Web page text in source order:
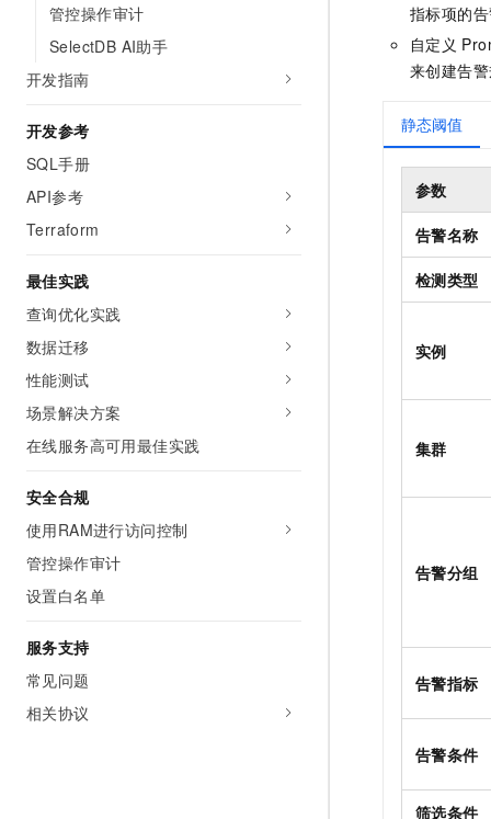
管控操作审计
SelectDB AI助手
开发指南
开发参考
SQL手册
API参考
Terraform
最佳实践
查询优化实践
数据迁移
性能测试
场景解决方案
在线服务高可用最佳实践
安全合规
使用RAM进行访问控制
管控操作审计
设置白名单
服务支持
常见问题
相关协议
指标项的
自定义
来创建告
静态阈值
参数
告警名称
检测类型
实例
集群
告警分组
告警指标
告警条件
筛选条件